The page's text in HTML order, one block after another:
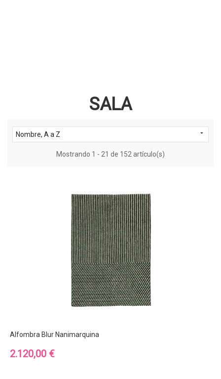
SALA
Nombre, A a Z 
Mostrando 1 - 21 de 152 artículo(s)
Alfombra Blur Nanimarquina
Precio
2.120,00 €